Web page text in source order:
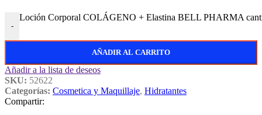
-
Loción Corporal COLÁGENO + Elastina BELL PHARMA
AÑADIR AL CARRITO
Añadir a la lista de deseos
SKU: 52622
Categorías: Cosmetica y Maquillaje, Hidratantes
Compartir: